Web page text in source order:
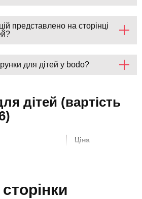
представлено на сторінці
для дітей у bodo?
дітей (вартість
Ціна